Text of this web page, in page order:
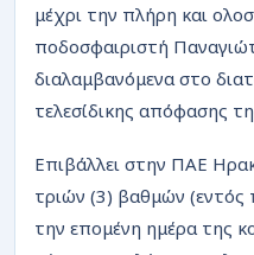
μέχρι την πλήρη και
ποδοσφαιριστή
διαλαμβανόμενα στο
τελεσίδικης απόφασης
Επιβάλλει στην ΠΑΕ
τριών (3) βαθμών
την επομένη ημέρα της